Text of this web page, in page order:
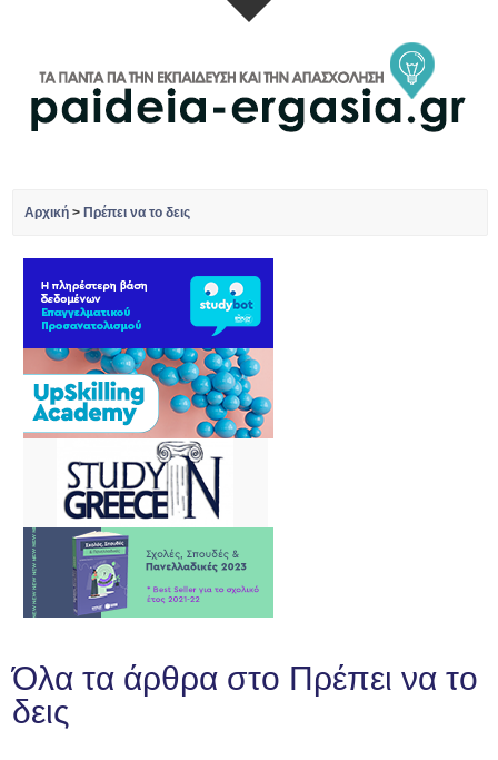
Αρχική > Πρέπει να το δεις
Όλα τα άρθρα στο Πρέπει να το
δεις